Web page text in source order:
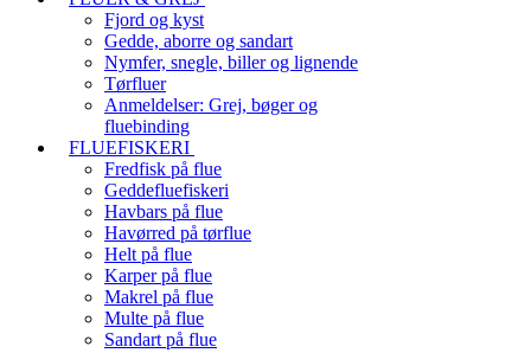
Fjord og kyst
Gedde, aborre og sandart
Nymfer, snegle, biller og lignende
Tørfluer
Anmeldelser: Grej, bøger og
fluebinding
FLUEFISKERI
Fredfisk på flue
Geddefluefiskeri
Havbars på flue
Havørred på tørflue
Helt på flue
Karper på flue
Makrel på flue
Multe på flue
Sandart på flue